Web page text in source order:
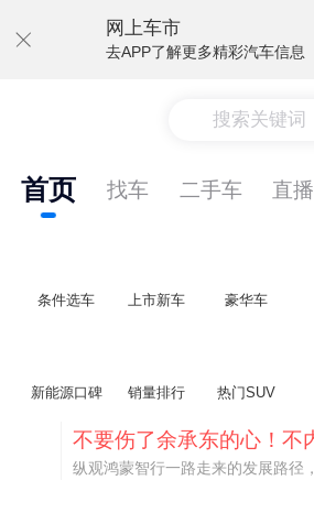
网上车市
去APP了解更多精彩汽车信息
搜索关键词
首页 找车 二手车 直播
条件选车 上市新车 豪华车
新能源口碑 销量排行 热门SUV